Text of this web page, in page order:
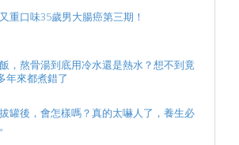
重口味35歲男大腸癌第三期！
，熬骨湯到底用冷水還是熱水？想不到竟
年來都煮錯了
罐後，會怎樣嗎？真的太嚇人了，養生必